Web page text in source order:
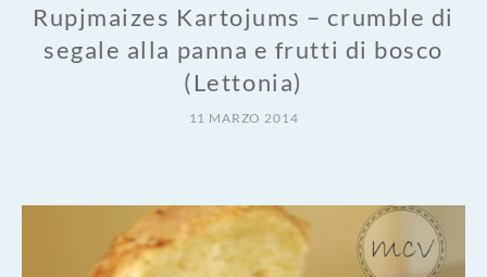
Rupjmaizes Kartojums – crumble di
segale alla panna e frutti di bosco
(Lettonia)
11 MARZO 2014